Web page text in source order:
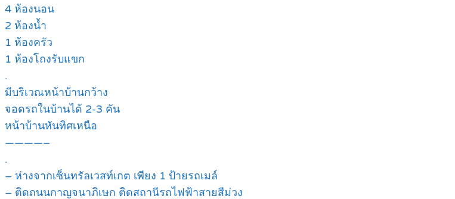
4 ห้องนอน
2 ห้องน้ำ
1 ห้องครัว
1 ห้องโถงรับแขก
.
มีบริเวณหน้าบ้านกว้าง
จอดรถในบ้านได้ 2-3 คัน
หน้าบ้านหันทิศเหนือ
————–
.
– ห่างจากเซ็นทรัลเวสท์เกต เพียง 1 ป้ายรถเมล์
– ติดถนนกาญจนาภิเษก ติดสถานีรถไฟฟ้าสายสีม่วง